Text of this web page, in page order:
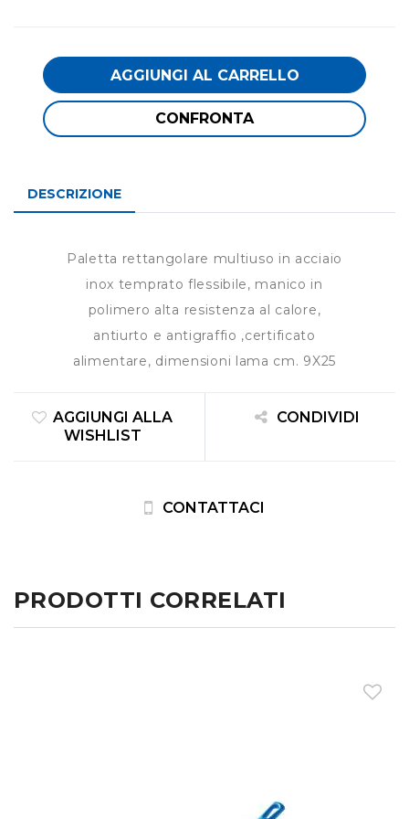
AGGIUNGI AL CARRELLO
CONFRONTA
DESCRIZIONE
Paletta rettangolare multiuso in acciaio
inox temprato flessibile, manico in
polimero alta resistenza al calore,
antiurto e antigraffio ,certificato
alimentare, dimensioni lama cm. 9X25
AGGIUNGI ALLA
WISHLIST
CONDIVIDI
CONTATTACI
PRODOTTI CORRELATI